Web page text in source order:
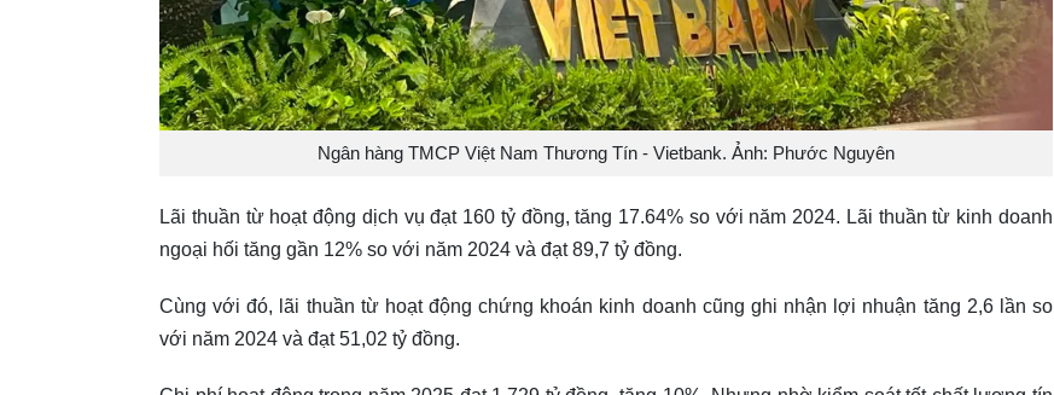
Ngân hàng TMCP Việt Nam Thương Tín - Vietbank. Ảnh: Phước Nguyên
Lãi thuần từ hoạt động dịch vụ đạt 160 tỷ đồng, tăng 17.64% so với năm 2024. Lãi thuần từ kinh doanh
ngoại hối tăng gần 12% so với năm 2024 và đạt 89,7 tỷ đồng.
Cùng với đó, lãi thuần từ hoạt động chứng khoán kinh doanh cũng ghi nhận lợi nhuận tăng 2,6 lần so
với năm 2024 và đạt 51,02 tỷ đồng.